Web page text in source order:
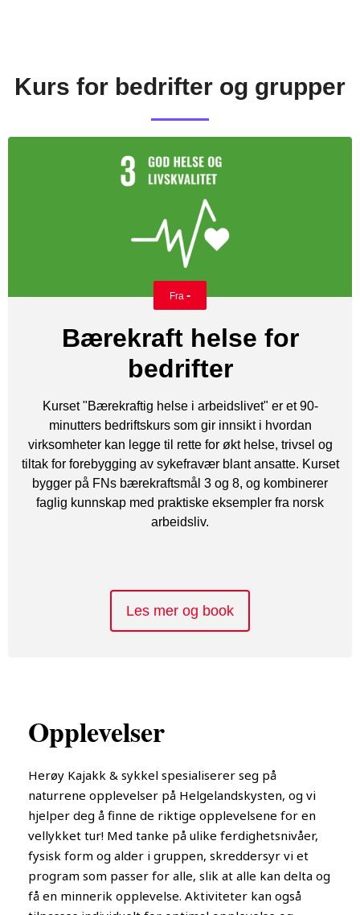
Kurs for bedrifter og grupper
Opplevelser
Herøy Kajakk & sykkel spesialiserer seg på
naturrene opplevelser på Helgelandskysten, og vi
hjelper deg å finne de riktige opplevelsene for en
vellykket tur! Med tanke på ulike ferdighetsnivåer,
fysisk form og alder i gruppen, skreddersyr vi et
program som passer for alle, slik at alle kan delta og
få en minnerik opplevelse. Aktiviteter kan også